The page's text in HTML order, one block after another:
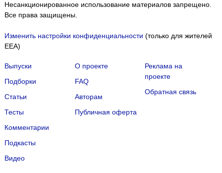
Несанкционированное использование материалов запрещено.
Все права защищены.
Изменить настройки конфиденциальности (только для жителей
EEA)
Выпуски
Подборки
Статьи
Тесты
Комментарии
Подкасты
Видео
О проекте
FAQ
Авторам
Публичная оферта
Реклама на
проекте
Обратная связь